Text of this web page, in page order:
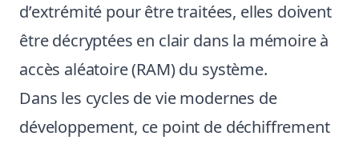
d’extrémité pour être traitées, elles doivent
être décryptées en clair dans la mémoire à
accès aléatoire (RAM) du système.
Dans les cycles de vie modernes de
développement, ce point de déchiffrement